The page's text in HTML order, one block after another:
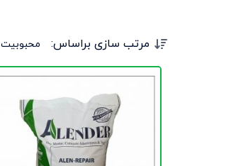
مرتب سازی براساس: محبوبیت